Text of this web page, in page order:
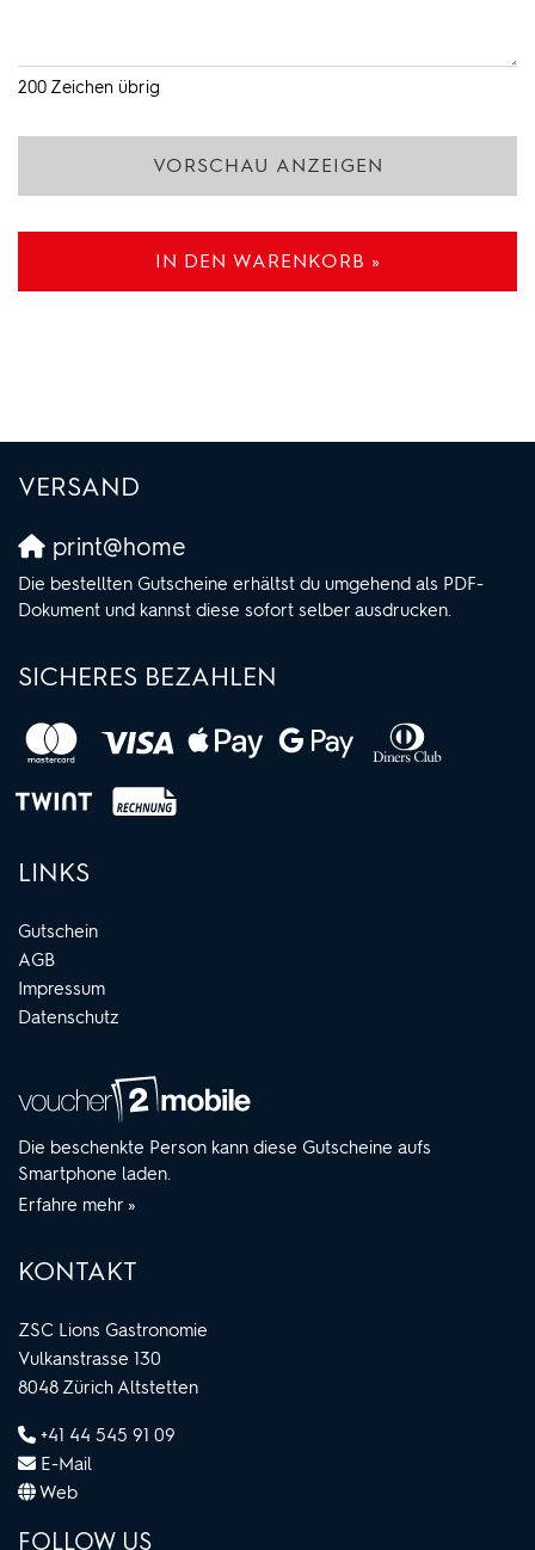
200Zeichen übrig
VORSCHAU ANZEIGEN
IN DEN WARENKORB »
VERSAND
print@home
Die bestellten Gutscheine erhältst du umgehend als PDF-
Dokument und kannst diese sofort selber ausdrucken.
SICHERES BEZAHLEN
LINKS
Gutschein
AGB
Impressum
Datenschutz
Die beschenkte Person kann diese Gutscheine aufs
Smartphone laden.
Erfahre mehr »
KONTAKT
ZSC Lions Gastronomie
Vulkanstrasse 130
8048 Zürich Altstetten
+41 44 545 91 09
E-Mail
Web
FOLLOW US